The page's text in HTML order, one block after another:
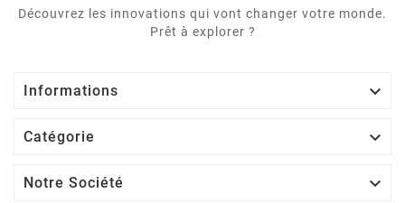
Découvrez les innovations qui vont changer votre monde.
Prêt à explorer ?
Informations 
Catégorie 
Notre Société 